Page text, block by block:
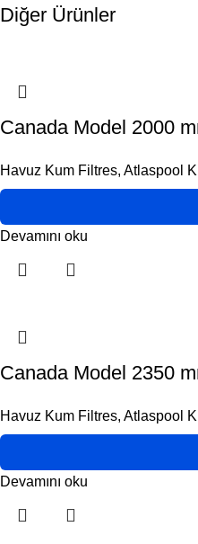
Diğer Ürünler
Canada Model 2000
Havuz Kum Filtres, Atlaspool
Devamını oku
Canada Model 2350
Havuz Kum Filtres, Atlaspool
Devamını oku